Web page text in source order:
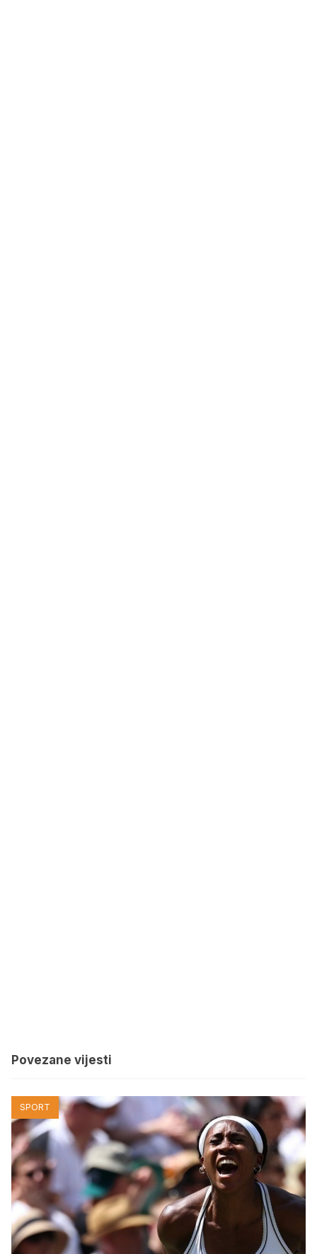
Povezane vijesti
SPORT